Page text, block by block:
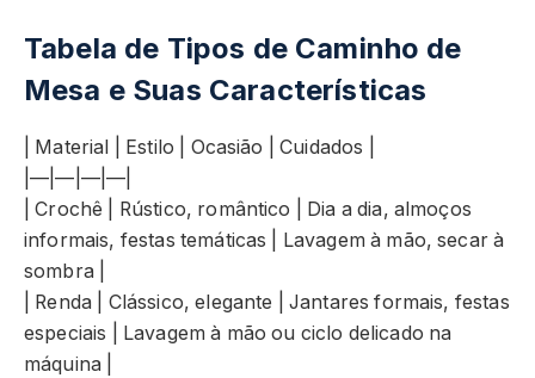
Tabela de Tipos de Caminho de
Mesa e Suas Características
| Material | Estilo | Ocasião | Cuidados |
|—|—|—|—|
| Crochê | Rústico, romântico | Dia a dia, almoços
informais, festas temáticas | Lavagem à mão, secar à
sombra |
| Renda | Clássico, elegante | Jantares formais, festas
especiais | Lavagem à mão ou ciclo delicado na
máquina |